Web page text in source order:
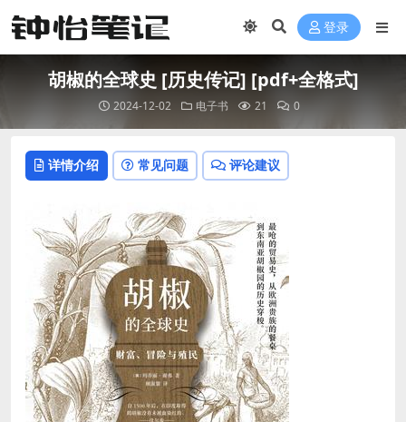
登录
胡椒的全球史 [ 历史传记] [pdf+全格式]
2024-12-02 电子书 21 0
详情介绍 常见问题 评论建议